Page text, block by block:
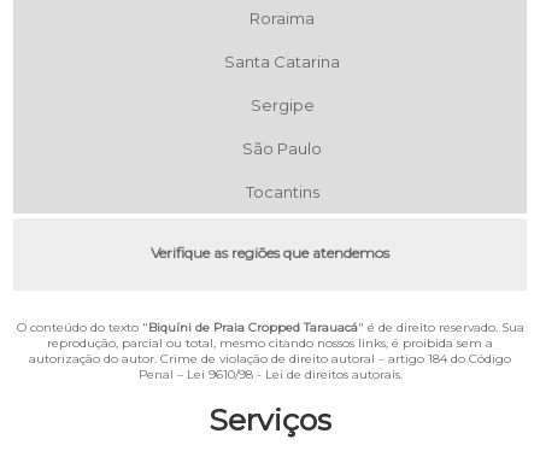
Serviços
Roraima
Santa Catarina
Sergipe
São Paulo
Tocantins
Verifique as regiões que atendemos
O conteúdo do texto "Biquíni de Praia Cropped Tarauacá" é de direito reservado. Sua
reprodução, parcial ou total, mesmo citando nossos links, é proibida sem a
autorização do autor. Crime de violação de direito autoral – artigo 184 do Código
Penal – Lei 9610/98 - Lei de direitos autorais.